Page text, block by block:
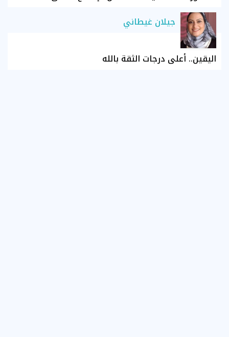
جيلان غيطاني
اليقين.. أعلى درجات الثقة بالله